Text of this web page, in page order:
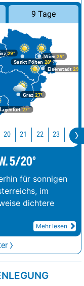
9 Tage
Graz27°
27°
29°
Wien 29°
Eisenstadt 29°
Sankt Pölten 28°
20 21 22 23 0
5/20°
für sonnigen
im
dichtere
Mehr lesen